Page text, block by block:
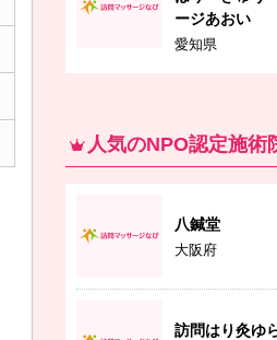
ージあおい
愛知県
人気のNPO認定施術
八鍼堂
大阪府
訪問はり灸ゆ